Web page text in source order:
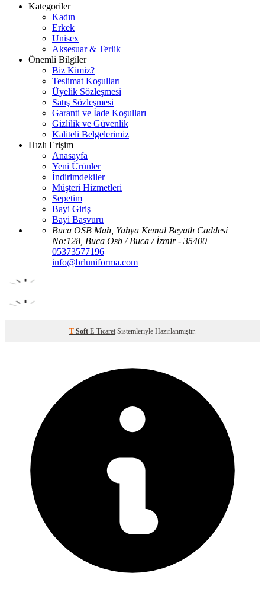
Kategoriler
Kadın
Erkek
Unisex
Aksesuar & Terlik
Önemli Bilgiler
Biz Kimiz?
Teslimat Koşulları
Üyelik Sözleşmesi
Satış Sözleşmesi
Garanti ve İade Koşulları
Gizlilik ve Güvenlik
Kaliteli Belgelerimiz
Hızlı Erişim
Anasayfa
Yeni Ürünler
İndirimdekiler
Müşteri Hizmetleri
Sepetim
Bayi Giriş
Bayi Başvuru
Buca OSB Mah, Yahya Kemal Beyatlı Caddesi
No:128, Buca Osb / Buca / İzmir - 35400
05373577196
info@brluniforma.com
T-Soft E-Ticaret Sistemleriyle Hazırlanmıştır.